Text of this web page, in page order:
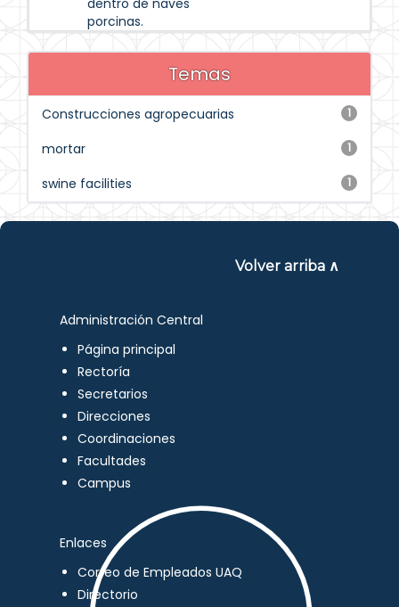
dentro de naves
porcinas.
Temas
1
Construcciones agropecuarias
1
mortar
1
swine facilities
Volver arriba ∧
Administración Central
Página principal
Rectoría
Secretarios
Direcciones
Coordinaciones
Facultades
Campus
Enlaces
Correo de Empleados UAQ
Directorio